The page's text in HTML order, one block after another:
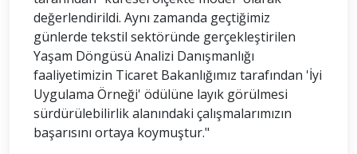
değerlendirildi. Aynı zamanda geçtiğimiz
günlerde tekstil sektöründe gerçekleştirilen
Yaşam Döngüsü Analizi Danışmanlığı
faaliyetimizin Ticaret Bakanlığımız tarafından 'İyi
Uygulama Örneği' ödülüne layık görülmesi
sürdürülebilirlik alanındaki çalışmalarımızın
başarısını ortaya koymuştur."